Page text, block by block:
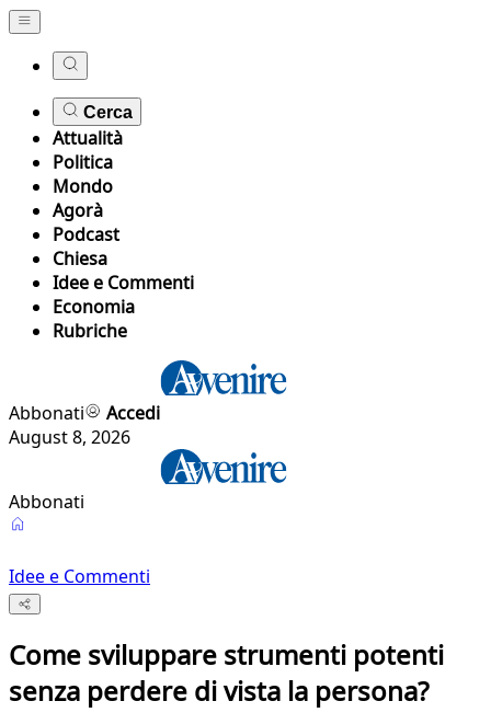
Cerca
Attualità
Politica
Mondo
Agorà
Podcast
Chiesa
Idee e Commenti
Economia
Rubriche
Abbonati
Accedi
August 8, 2026
Abbonati
Idee e Commenti
Come sviluppare strumenti potenti
senza perdere di vista la persona?